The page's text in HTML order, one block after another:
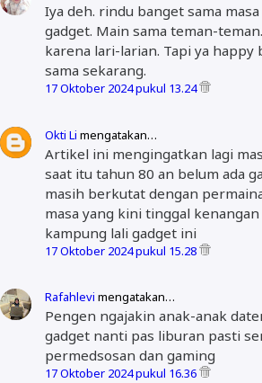
Iya deh. rindu banget sama
gadget. Main sama teman-
karena lari-larian. Tapi ya happy
sama sekarang.
17 Oktober 2024 pukul 13.24
Okti Li mengatakan…
Artikel ini mengingatkan lagi
saat itu tahun 80 an belum ada
masih berkutat dengan
masa yang kini tinggal kenangan
kampung lali gadget ini
17 Oktober 2024 pukul 15.28
Rafahlevi mengatakan…
Pengen ngajakin anak-anak
gadget nanti pas liburan pasti
permedsosan dan gaming
17 Oktober 2024 pukul 16.36